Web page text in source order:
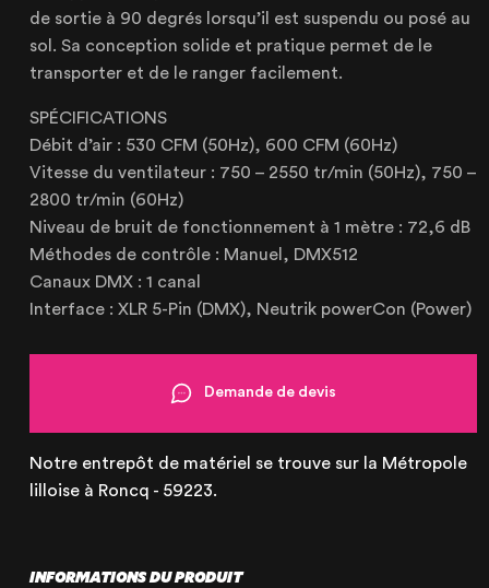
CERTIFIÉE ISO 20121
Lille
21 Avenue de l'Europe
59223 Roncq, France
+33 (3) 74 49 25 11
Paris
20 Rue Cambon
75001 Paris, France
+33 (1) 44 50 40 70
de sortie à 90 degrés lorsqu’il est suspendu ou posé au
sol. Sa conception solide et pratique permet de le
transporter et de le ranger facilement.
SPÉCIFICATIONS
Débit d’air : 530 CFM (50Hz), 600 CFM (60Hz)
Vitesse du ventilateur : 750 – 2550 tr/min (50Hz), 750 –
2800 tr/min (60Hz)
Niveau de bruit de fonctionnement à 1 mètre : 72,6 dB
Méthodes de contrôle : Manuel, DMX512
Canaux DMX : 1 canal
Interface : XLR 5-Pin (DMX), Neutrik powerCon (Power)
Demande de devis
Notre entrepôt de matériel se trouve sur la Métropole
lilloise à Roncq - 59223.
INFORMATIONS DU PRODUIT